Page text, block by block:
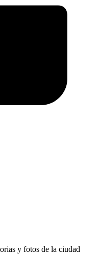
y fotos de la ciudad